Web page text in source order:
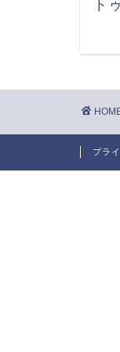
ト
プラ